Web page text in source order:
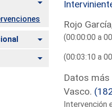
Alternar
Alternar
Rojo
(00:00:00 a
(00:03:10 a
Datos más
Vasco.
Intervención